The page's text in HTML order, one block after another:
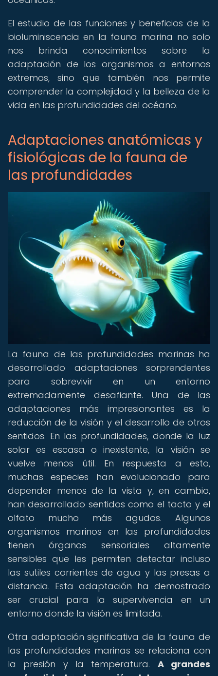
El estudio de las funciones y beneficios de la
bioluminiscencia en la fauna marina no solo
nos brinda conocimientos sobre la
adaptación de los organismos a entornos
extremos, sino que también nos permite
comprender la complejidad y la belleza de la
vida en las profundidades del océano.
Adaptaciones anatómicas y
fisiológicas de la fauna de
las profundidades
La fauna de las profundidades marinas ha
desarrollado adaptaciones sorprendentes
para sobrevivir en un entorno
extremadamente desafiante. Una de las
adaptaciones más impresionantes es la
reducción de la visión y el desarrollo de otros
sentidos. En las profundidades, donde la luz
solar es escasa o inexistente, la visión se
vuelve menos útil. En respuesta a esto,
muchas especies han evolucionado para
depender menos de la vista y, en cambio,
han desarrollado sentidos como el tacto y el
olfato mucho más agudos. Algunos
organismos marinos en las profundidades
tienen órganos sensoriales altamente
sensibles que les permiten detectar incluso
las sutiles corrientes de agua y las presas a
distancia. Esta adaptación ha demostrado
ser crucial para la supervivencia en un
entorno donde la visión es limitada.
Otra adaptación significativa de la fauna de
las profundidades marinas se relaciona con
la presión y la temperatura. A grandes